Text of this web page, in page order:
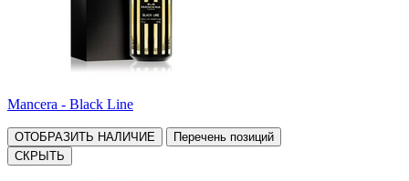
Mancera - Black Line
ОТОБРАЗИТЬ НАЛИЧИЕ
Перечень позиций
СКРЫТЬ